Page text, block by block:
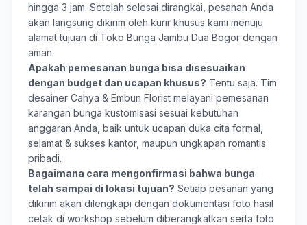
hingga 3 jam. Setelah selesai dirangkai, pesanan Anda
akan langsung dikirim oleh kurir khusus kami menuju
alamat tujuan di Toko Bunga Jambu Dua Bogor dengan
aman.
Apakah pemesanan bunga bisa disesuaikan
dengan budget dan ucapan khusus? Tentu saja. Tim
desainer Cahya & Embun Florist melayani pemesanan
karangan bunga kustomisasi sesuai kebutuhan
anggaran Anda, baik untuk ucapan duka cita formal,
selamat & sukses kantor, maupun ungkapan romantis
pribadi.
Bagaimana cara mengonfirmasi bahwa bunga
telah sampai di lokasi tujuan? Setiap pesanan yang
dikirim akan dilengkapi dengan dokumentasi foto hasil
cetak di workshop sebelum diberangkatkan serta foto